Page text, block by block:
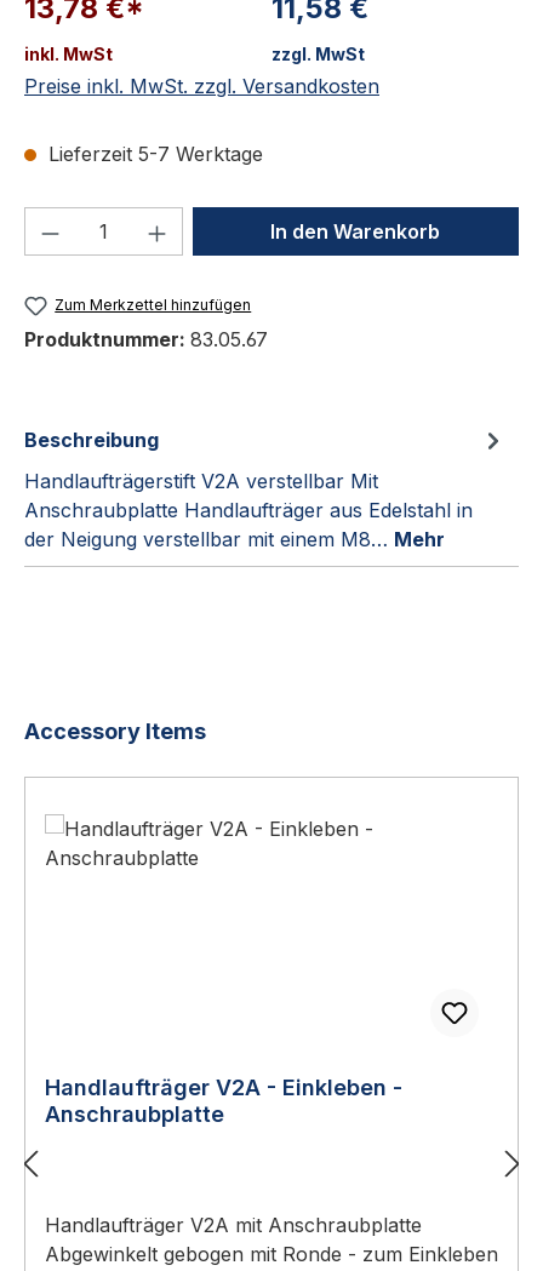
13,78 €*
inkl. MwSt
11,58 €
zzgl. MwSt
Preise inkl. MwSt. zzgl. Versandkosten
Lieferzeit 5-7 Werktage
Produkt Anzahl: Gib denIn den Warenkorb
Zum Merkzettel hinzufügen
Produktnummer: 83.05.67
Beschreibung
Handlaufträgerstift V2A verstellbar Mit
Anschraubplatte Handlaufträger aus Edelstahl in
der Neigung verstellbar mit einem M8… Mehr
Produktgalerie überspringen
Accessory Items
Handlaufträger V2A - Einkleben -
Anschraubplatte
Handlaufträger V2A mit Anschraubplatte
Abgewinkelt gebogen mit Ronde - zum Einkleben